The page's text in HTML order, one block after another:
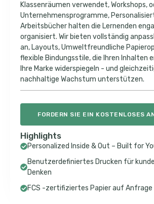
Klassenräumen verwendet, Workshops,
Unternehmensprogramme,
Arbeitsbücher halten die Lernenden
organisiert. Wir bieten vollständig
an, Layouts, Umweltfreundliche
flexible Bindungsstile, die Ihren Inhalten
Ihre Marke widerspiegeln - und
nachhaltige Wachstum unterstützen.
FORDERN SIE EIN KOSTENLOSES
Highlights
Personalized Inside & Out – Built for
Benutzerdefiniertes Drucken für
Denken
FCS -zertifiziertes Papier auf